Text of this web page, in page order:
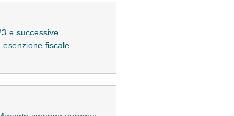
e successive
fiscale.